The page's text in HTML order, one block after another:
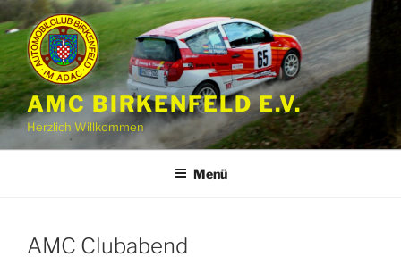
Zum
Inhalt
springen
AMC BIRKENFELD E.V.
Herzlich Willkommen
Menü
AMC Clubabend